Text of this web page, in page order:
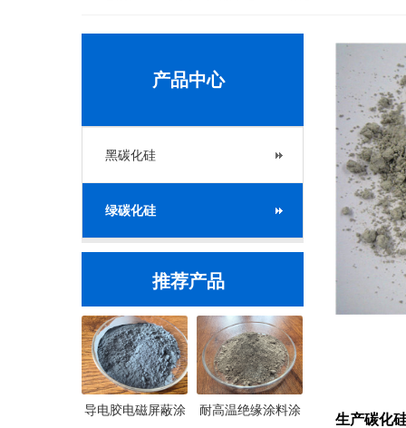
产品中心
黑碳化硅
绿碳化硅
推荐产品
导电胶电磁屏蔽涂 耐高温绝缘涂料涂
生产碳化